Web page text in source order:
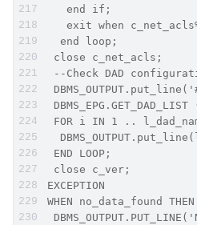
   end if;
exit when
  end loop;
close c_net_acls;
--Check DAD
FOR i IN 1 ..
END LOOP;
close c_ver;
EXCEPTION
WHEN no_data_found THEN